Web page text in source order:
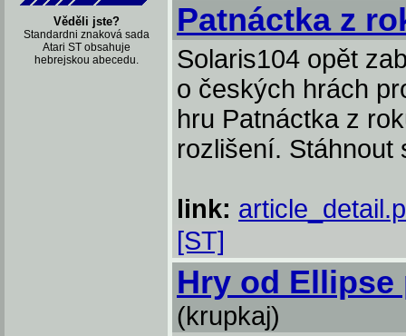
Věděli jste?
Standardni znaková sada
Atari ST obsahuje
hebrejskou abecedu.
Patnáctka z
Solaris104 opět
o českých hrách
hru Patnáctka z
rozlišení. Stáhnout
link:
[ST]
Hry od Ellipse
(krupkaj)